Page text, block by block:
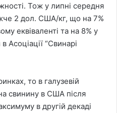
Тож у липні середня
2 дол. США/кг, що на 7%
еквіваленті та на 8% у
Асоціації “Свинарі
то в галузевій
свинину в США після
в другій декаді